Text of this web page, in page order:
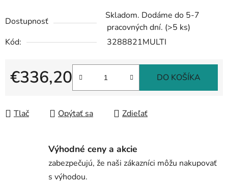
Dostupnosť
Skladom. Dodáme do 5-7
pracovných dní. (>5 ks)
Kód:
3288821MULTI
€336,20 DO KOŠÍKA
Tlač Opýtať sa Zdieľať
Výhodné ceny a akcie
zabezpečujú, že naši zákazníci môžu nakupovať
s výhodou.